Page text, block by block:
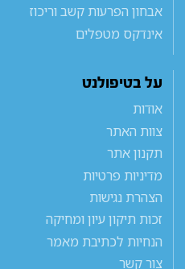
אבחון הפרעות קשב וריכוז
אינדקס מטפלים
על בטיפולנט
אודות
צוות האתר
תקנון אתר
מדיניות פרטיות
הצהרת נגישות
זכות תיקון עיון ומחיקה
הנחיות לכתיבת מאמר
צור קשר